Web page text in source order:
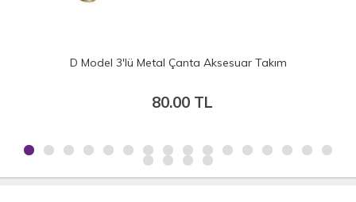
D Model 3'lü Metal Çanta Aksesuar Takım
80.00 TL